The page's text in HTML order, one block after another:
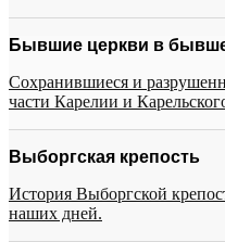
Бывшие церкви в
Сохранившиеся и
части Карелии и
Выборгская крепость
История Выборгской
наших дней.